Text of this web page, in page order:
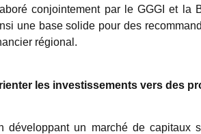
conjointement par le GGGI et la
une base solide pour des
régional.
les investissements vers des
développant un marché de capitaux